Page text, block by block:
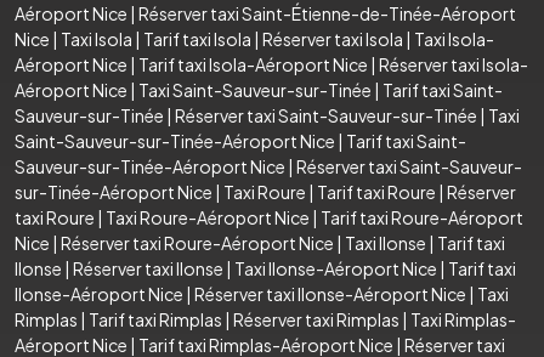
Aéroport Nice | Réserver taxi Saint-Étienne-de-Tinée-Aéroport
Nice | Taxi Isola | Tarif taxi Isola | Réserver taxi Isola | Taxi Isola-
Aéroport Nice | Tarif taxi Isola-Aéroport Nice | Réserver taxi Isola-
Aéroport Nice | Taxi Saint-Sauveur-sur-Tinée | Tarif taxi Saint-
Sauveur-sur-Tinée | Réserver taxi Saint-Sauveur-sur-Tinée | Taxi
Saint-Sauveur-sur-Tinée-Aéroport Nice | Tarif taxi Saint-
Sauveur-sur-Tinée-Aéroport Nice | Réserver taxi Saint-Sauveur-
sur-Tinée-Aéroport Nice | Taxi Roure | Tarif taxi Roure | Réserver
taxi Roure | Taxi Roure-Aéroport Nice | Tarif taxi Roure-Aéroport
Nice | Réserver taxi Roure-Aéroport Nice | Taxi Ilonse | Tarif taxi
Ilonse | Réserver taxi Ilonse | Taxi Ilonse-Aéroport Nice | Tarif taxi
Ilonse-Aéroport Nice | Réserver taxi Ilonse-Aéroport Nice | Taxi
Rimplas | Tarif taxi Rimplas | Réserver taxi Rimplas | Taxi Rimplas-
Aéroport Nice | Tarif taxi Rimplas-Aéroport Nice | Réserver taxi